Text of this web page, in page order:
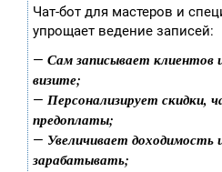
Чат-бот для мастеров и
упрощает ведение записей:
— Сам записывает клиентов
визите;
— Персонализирует скидки,
предоплаты;
— Увеличивает доходимость
зарабатывать;